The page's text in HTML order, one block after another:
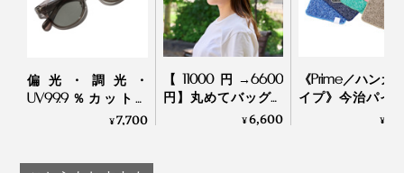
偏光・調光・
UV99.9％カットの
「おしゃれグラス」
¥7,700
【11000円→6600
円】丸めてバッグイ
ンOKのデザイナー
¥6,600
《Prime／ハンカ
イプ》今治パイ
冷感生地のハイ
¥